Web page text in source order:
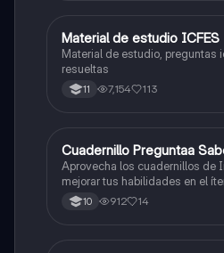
ICFES: Matemáticas
Material de estudio ICFES
Material de estudio, preguntas
resueltas
11 7,154 113
ICFES: Inglés
Cuadernillo Preguntaa
Aprovecha los cuadernillos de
mejorar tus habilidades en el
Prueba Saber 11. 🫡
10 912 14